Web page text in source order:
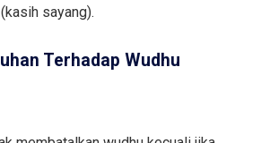
sayang).
Terhadap Wudhu